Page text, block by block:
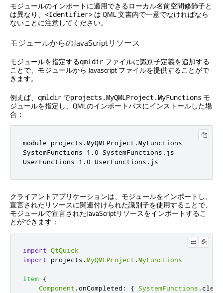
モジュールのインポートに適用できるローカル名前空間修飾子と
は異なり、 <Identifier> は QML 文書内で一意でなければなら
ないことに注意してください。
モジュールからのJavaScriptリソース
モジュールを指定するqmldir ファイルに識別子定義を追加する
ことで、モジュールから Javascript ファイルを提供することがで
きます。
例えば、 qmldir でprojects.MyQMLProject.MyFunctions モ
ジュールを指定し、QMLのインポートパスにインストールした場
合：
module projects .MyQMLProject .MyFunctions
SystemFunctions 1.0 SystemFunctions . js
UserFunctions 1.0 UserFunctions . js
クライアントアプリケーションは、モジュールをインポートし、
宣言されたリソースに関連付けられた識別子を使用することで、
モジュールで宣言されたJavaScriptリソースをインポートするこ
とができます：
import QtQuick
import projects .MyQMLProject .MyFunctions
Item {
Component .onCompleted : { SystemFunctions .